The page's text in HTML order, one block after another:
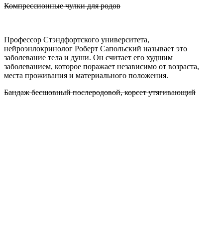
Компрессионные чулки для родов
Профессор Стэндфортского университета,
нейроэнлокринолог Роберт Сапольский называет это
заболевание тела и души. Он считает его худшим
заболеванием, которое поражает независимо от возраста,
места проживания и материального положения.
Бандаж бесшовный послеродовой, корсет утягивающий